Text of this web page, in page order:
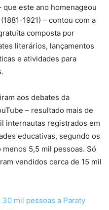
que este ano homenageou
1921) – contou com a
composta por
literários, lançamentos
e atividades para
aos debates da
– resultado mais de
internautas registrados em
educativas, segundo os
5,5 mil pessoas. Só
vendidos cerca de 15 mil
mil pessoas a Paraty